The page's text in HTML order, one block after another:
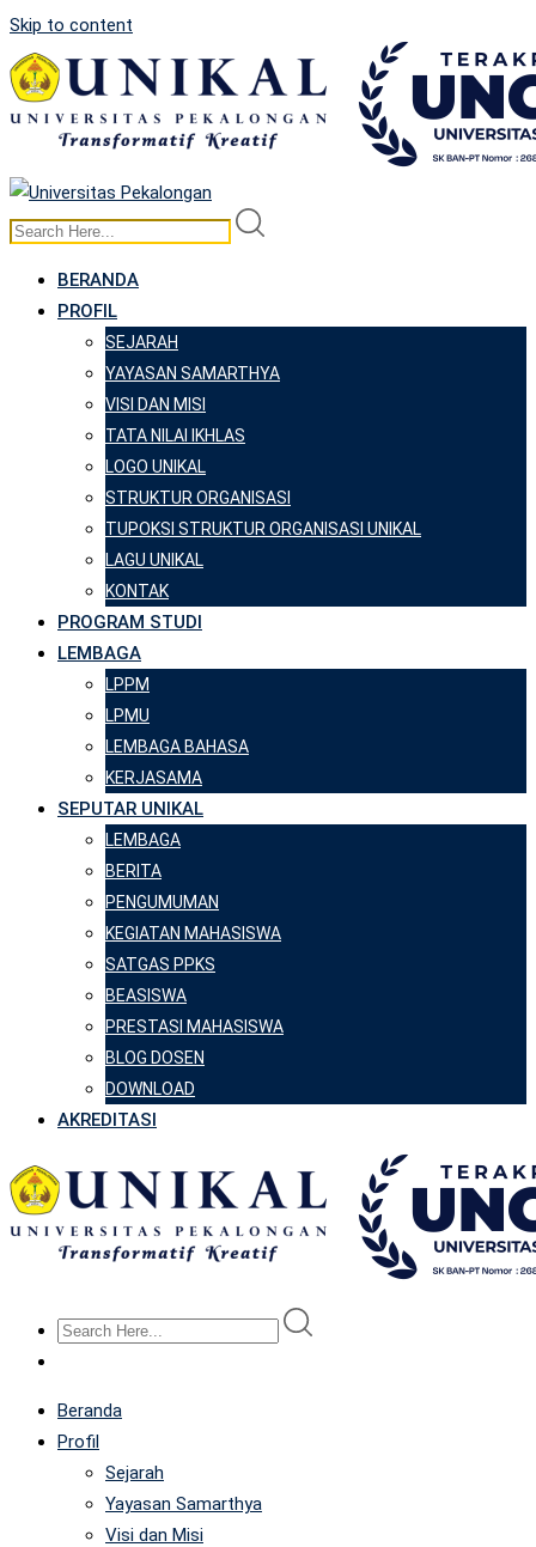
Skip to content
BERANDA
PROFIL
SEJARAH
YAYASAN SAMARTHYA
VISI DAN MISI
TATA NILAI IKHLAS
LOGO UNIKAL
STRUKTUR ORGANISASI
TUPOKSI STRUKTUR ORGANISASI UNIKAL
LAGU UNIKAL
KONTAK
PROGRAM STUDI
LEMBAGA
LPPM
LPMU
LEMBAGA BAHASA
KERJASAMA
SEPUTAR UNIKAL
LEMBAGA
BERITA
PENGUMUMAN
KEGIATAN MAHASISWA
SATGAS PPKS
BEASISWA
PRESTASI MAHASISWA
BLOG DOSEN
DOWNLOAD
AKREDITASI
Beranda
Profil
Sejarah
Yayasan Samarthya
Visi dan Misi